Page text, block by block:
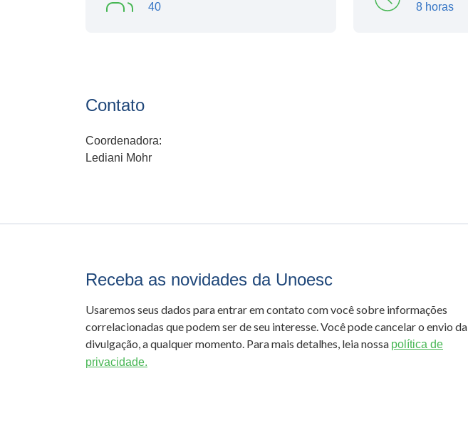
40 8 horas
Contato
Coordenadora:
Lediani Mohr
Receba as novidades da Unoesc
Usaremos seus dados para entrar em contato com você sobre informações
correlacionadas que podem ser de seu interesse. Você pode cancelar o envio da
divulgação, a qualquer momento. Para mais detalhes, leia nossa política de
privacidade.